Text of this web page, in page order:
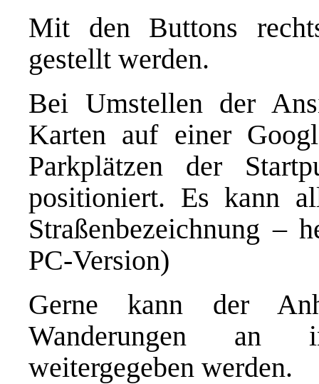
Mit den Buttons
gestellt werden.
Bei Umstellen der
Karten auf einer
Parkplätzen der
positioniert. Es kann
Straßenbezeichnung –
PC-Version)
Gerne kann der
Wanderungen an
weitergegeben werden.